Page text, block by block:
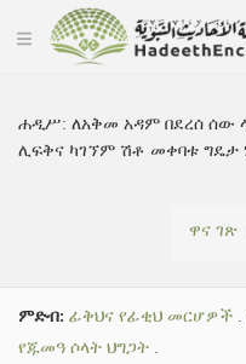
ሐዲሥ:ለአቅመ አዳም በደረሰ
ሊፍቅና ካገኘም ሽቶ መቀባቱ ግዴታ
ዋና ገጽ
ምድብ: ፊቅህና የፊቂህ መርሆዎች .
የጁመዓ ሶላት ህግጋት .